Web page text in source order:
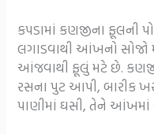
કપડામાં કણજીના ફૂલની
લગાડવાથી આંખનો
આંજવાથી ફૂલું મટે છે.
રસના પુટ આપી, બારીક
પાણીમાં ઘસી, તેને